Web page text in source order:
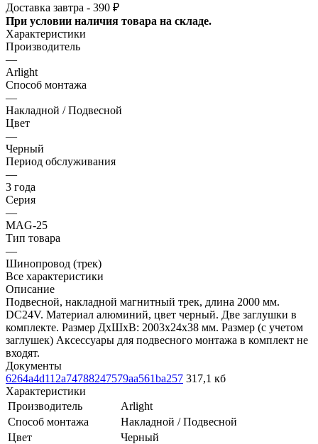
Доставка завтра - 390 ₽
При условии наличия товара на складе.
Характеристики
Производитель
—
Arlight
Способ монтажа
—
Накладной / Подвесной
Цвет
—
Черный
Период обслуживания
—
3 года
Серия
—
MAG-25
Тип товара
—
Шинопровод (трек)
Все характеристики
Описание
Подвесной, накладной магнитный трек, длина 2000 мм.
DC24V. Материал алюминий, цвет черный. Две заглушки в
комплекте. Размер ДxШxВ: 2003x24x38 мм. Размер (с учетом
заглушек) Аксессуары для подвесного монтажа в комплект не
входят.
Документы
6264a4d112a74788247579aa561ba257 317,1 кб
Характеристики
Производитель
Arlight
Способ монтажа
Накладной / Подвесной
Цвет
Черный